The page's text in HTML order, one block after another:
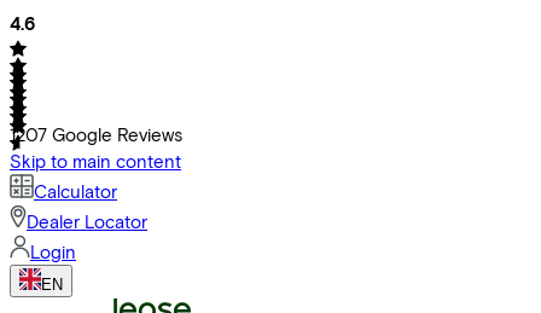
4.6
1207 Google Reviews
Skip to main content
Calculator
Dealer Locator
Login
EN